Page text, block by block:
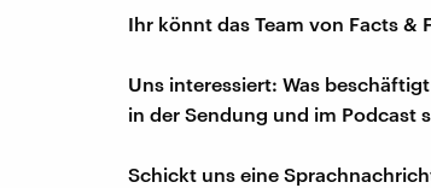
Ihr könnt das Team von Facts &
Uns interessiert: Was
in der Sendung und im Podcast
Schickt uns eine